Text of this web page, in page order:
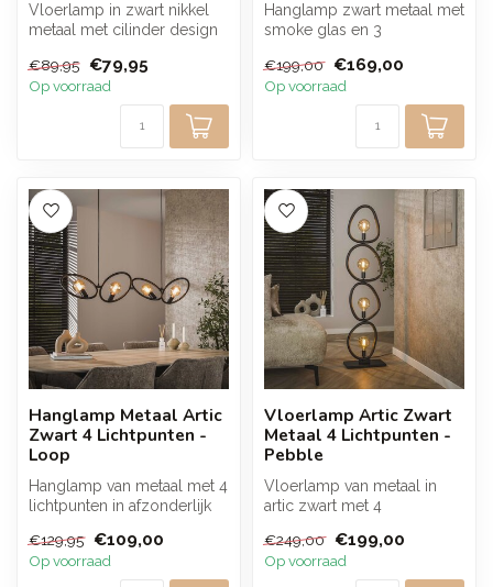
Vloerlamp in zwart nikkel
metaal met cilinder design
sfee...
€89,95 €79,95
Op voorraad
Hanglamp zwart metaal met
smoke glas en 3
warme en sf...
€199,00 €169,00
Op voorraad
Hanglamp Metaal Artic
Zwart 4 Lichtpunten -
Loop
Hanglamp van metaal met 4
lichtpunten in afzonderlijk
€129,95 €109,00
Op voorraad
Vloerlamp Artic Zwart
Metaal 4 Lichtpunten -
Pebble
Vloerlamp van metaal in
artic zwart met 4
gevormde ring...
€249,00 €199,00
Op voorraad